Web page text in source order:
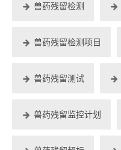
兽药残留检测
兽药残留检测项目
兽药残留测试
兽药残留监控计划